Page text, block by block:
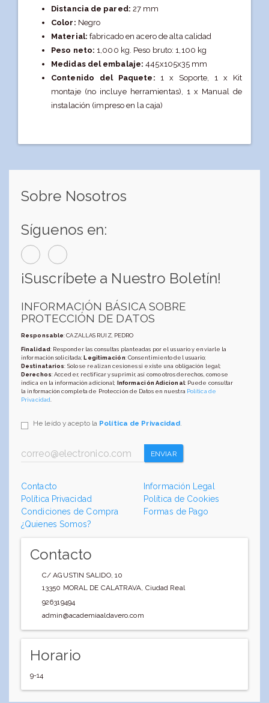
Distancia de pared: 27 mm
Color: Negro
Material: fabricado en acero de alta calidad
Peso neto: 1,000 kg. Peso bruto: 1,100 kg
Medidas del embalaje: 445x105x35 mm
Contenido del Paquete: 1 x Soporte, 1 x Kit
montaje (no incluye herramientas), 1 x Manual de
instalación (impreso en la caja)
Sobre Nosotros
Síguenos en:
¡Suscríbete a Nuestro Boletín!
INFORMACIÓN BÁSICA SOBRE
PROTECCIÓN DE DATOS
Responsable: CAZALLAS RUIZ, PEDRO
Finalidad: Responder las consultas planteadas por el usuario y enviarle la
información solicitada;Legitimación: Consentimiento del usuario;
Destinatarios: Solo se realizan cesiones si existe una obligación legal;
Derechos: Acceder, rectificar y suprimir, así como otros derechos, como se
indica en la información adicional; Información Adicional: Puede consultar
la información completa de Protección de Datos en nuestra Política de
Privacidad
He leído y acepto la Política de Privacidad.
ENVIAR
Contacto
Información Legal
Política Privacidad
Política de Cookies
Condiciones de Compra
Formas de Pago
¿Quienes Somos?
Contacto
C/ AGUSTIN SALIDO, 10
13350 MORAL DE CALATRAVA, Ciudad Real
926319494
admin@academiaaldavero.com
Horario
9-14